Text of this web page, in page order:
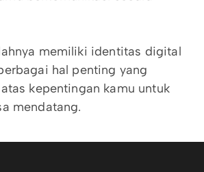
memiliki identitas digital
hal penting yang
kepentingan kamu untuk
mendatang.